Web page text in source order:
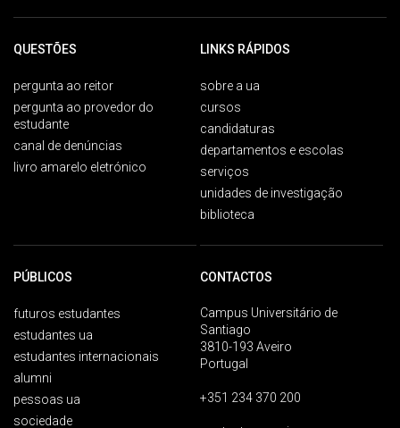
QUESTÕES
pergunta ao reitor
pergunta ao provedor do
estudante
canal de denúncias
livro amarelo eletrónico
LINKS RÁPIDOS
sobre a ua
cursos
candidaturas
departamentos e escolas
serviços
unidades de investigação
biblioteca
PÚBLICOS
futuros estudantes
estudantes ua
estudantes internacionais
alumni
pessoas ua
sociedade
CONTACTOS
Campus Universitário de
Santiago
3810-193 Aveiro
Portugal
+351 234 370 200